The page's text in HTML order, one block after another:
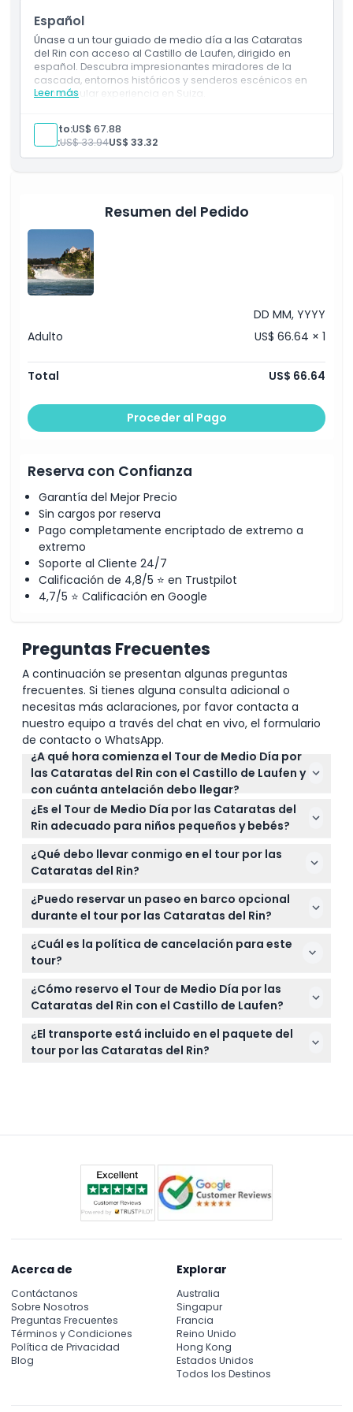
Horario de Apertura
Cosas a Saber
Ubicación
Política de Cancelación
esta popular experiencia en Suiza.
Español
Únase a un tour guiado de medio día a las Cataratas
del Rin con acceso al Castillo de Laufen, dirigido en
español. Descubra impresionantes miradores de la
cascada, entornos históricos y senderos escénicos en
esta popular experiencia en Suiza.
Leer más
Entrada a: Cataratas del Rin, Castillo de Laufen,
Historama
Guía de habla inglesa
Adulto:US$ 67.88
Niño:US$ 33.94US$ 33.32
Resumen del Pedido
DD MM, YYYY
Adulto
US$ 66.64 × 1
Total US$ 66.64
Proceder al Pago
Reserva con Confianza
Garantía del Mejor Precio
Sin cargos por reserva
Pago completamente encriptado de extremo a
extremo
Soporte al Cliente 24/7
Calificación de 4,8/5 ⭐ en Trustpilot
4,7/5 ⭐ Calificación en Google
Preguntas Frecuentes
A continuación se presentan algunas preguntas
frecuentes. Si tienes alguna consulta adicional o
necesitas más aclaraciones, por favor contacta a
nuestro equipo a través del chat en vivo, el formulario
de contacto o WhatsApp.
¿A qué hora comienza el Tour de Medio Día por
las Cataratas del Rin con el Castillo de Laufen y
con cuánta antelación debo llegar?
El tour sale diariamente a las 08:30, y es mejor
llegar al menos 15 minutos antes para registrarse y
garantizar un inicio sin contratiempos (sujeto a
cambios — por favor confirme al momento de la
reserva).
¿Es el Tour de Medio Día por las Cataratas del
Rin adecuado para niños pequeños y bebés?
Sí, los bebés y niños deben incluirse en el conteo de
pasajeros. Los niños de 0 a 5 años viajan gratis,
precio de boleto, y los de 15 años o más se cobran
tarifas de adulto.
¿Qué debo llevar conmigo en el tour por las
Cataratas del Rin?
Lleve su cupón con código QR para escanear,
zapatos cómodos para caminar y explorar las
plataformas de observación y senderos, y un
pasaporte válido ya que el tour cruza brevemente
a Alemania.
¿Puedo reservar un paseo en barco opcional
durante el tour por las Cataratas del Rin?
Sí, hay un paseo en barco opcional en la cuenca
del Rin disponible de abril a octubre. Puede
que no es adecuado para cochecitos o personas
con movilidad reducida.
¿Cuál es la política de cancelación para este
tour?
Puede cancelar gratis hasta 48 horas antes de la
fecha del viaje, pero las cancelaciones hechas
reembolsables. Pueden aplicarse tarifas de
transferencia bancaria en los reembolsos.
¿Cómo reservo el Tour de Medio Día por las
Cataratas del Rin con el Castillo de Laufen?
Puede reservar fácilmente sus boletos en línea
aquí mismo en este sitio web seleccionando la
fecha preferida y verificando disponibilidad durante
¿El transporte está incluido en el paquete del
tour por las Cataratas del Rin?
Acerca de
Contáctanos
Sobre Nosotros
Preguntas Frecuentes
Términos y Condiciones
Política de Privacidad
Blog
Explorar
Australia
Singapur
Francia
Reino Unido
Hong Kong
Estados Unidos
Todos los Destinos